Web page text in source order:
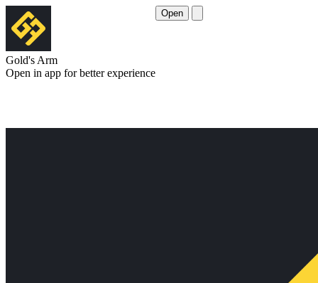
Gold's Arm
Open in app for better experience
Open